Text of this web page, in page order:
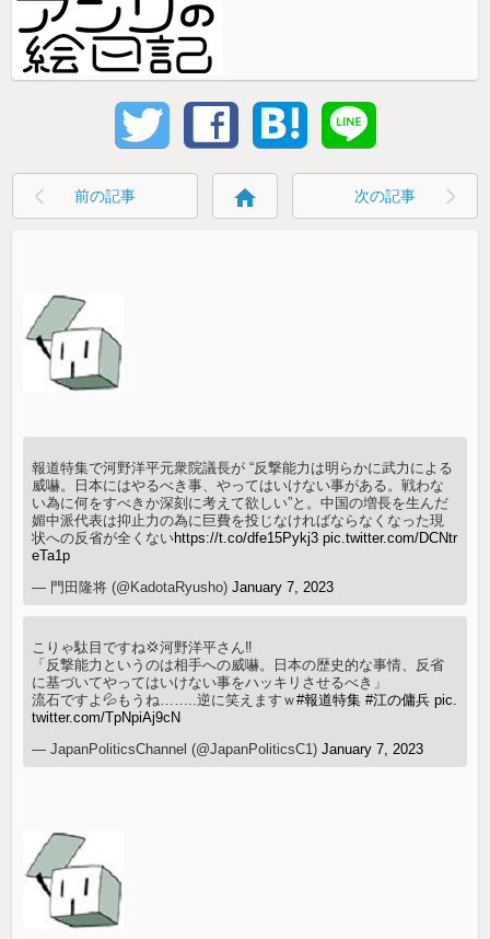
前の記事 home 次の記事
報道特集で河野洋平元衆院議長が “反撃能力は明らかに武力による
威嚇。日本にはやるべき事、やってはいけない事がある。戦わな
い為に何をすべきか深刻に考えて欲しい”と。中国の増長を生んだ
媚中派代表は抑止力の為に巨費を投じなければならなくなった現
状への反省が全くないhttps://t.co/dfe15Pykj3 pic.twitter.com/DCNtr
eTa1p
— 門田隆将 (@KadotaRyusho)January 7, 2023
こりゃ駄目ですね💢河野洋平さん‼️
「反撃能力というのは相手への威嚇。日本の歴史的な事情、反省
に基づいてやってはいけない事をハッキリさせるべき」
流石ですよ💦もうね……..逆に笑えますｗ#報道特集 #江の傭兵 pic.
twitter.com/TpNpiAj9cN
— JapanPoliticsChannel (@JapanPoliticsC1)January 7, 2023